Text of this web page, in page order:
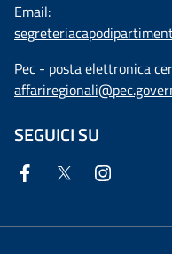
Email:
Pec - posta elettronica
SEGUICI SU